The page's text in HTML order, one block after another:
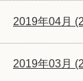
2019年04月
2019年03月